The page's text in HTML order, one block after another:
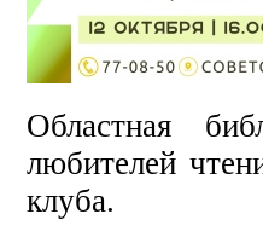
Областная
любителей
клуба.